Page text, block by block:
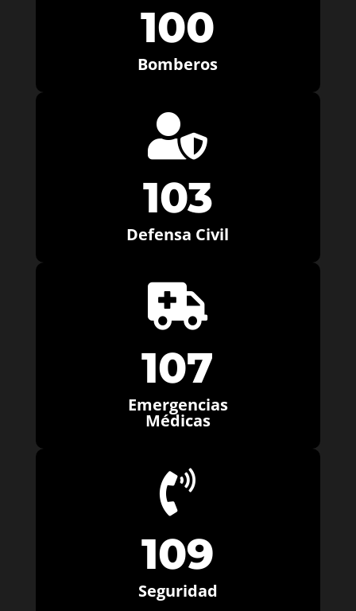
100
Bomberos

103
Defensa Civil

107
Emergencias
Médicas

109
Seguridad